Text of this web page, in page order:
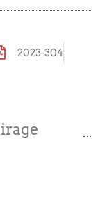
2023-304